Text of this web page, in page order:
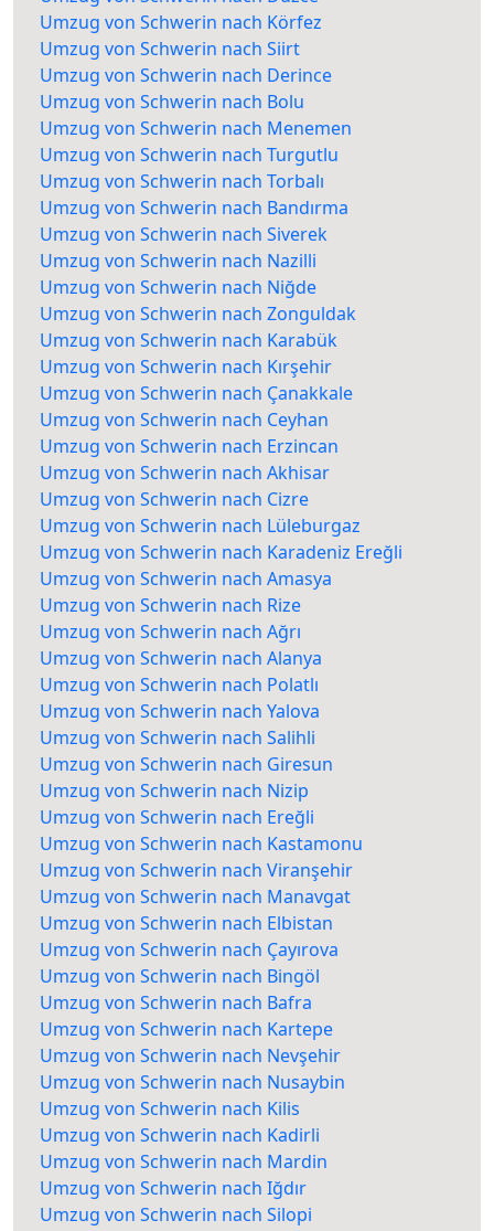
Umzug von Schwerin nach Körfez
Umzug von Schwerin nach Siirt
Umzug von Schwerin nach Derince
Umzug von Schwerin nach Bolu
Umzug von Schwerin nach Menemen
Umzug von Schwerin nach Turgutlu
Umzug von Schwerin nach Torbalı
Umzug von Schwerin nach Bandırma
Umzug von Schwerin nach Siverek
Umzug von Schwerin nach Nazilli
Umzug von Schwerin nach Niğde
Umzug von Schwerin nach Zonguldak
Umzug von Schwerin nach Karabük
Umzug von Schwerin nach Kırşehir
Umzug von Schwerin nach Çanakkale
Umzug von Schwerin nach Ceyhan
Umzug von Schwerin nach Erzincan
Umzug von Schwerin nach Akhisar
Umzug von Schwerin nach Cizre
Umzug von Schwerin nach Lüleburgaz
Umzug von Schwerin nach Karadeniz Ereğli
Umzug von Schwerin nach Amasya
Umzug von Schwerin nach Rize
Umzug von Schwerin nach Ağrı
Umzug von Schwerin nach Alanya
Umzug von Schwerin nach Polatlı
Umzug von Schwerin nach Yalova
Umzug von Schwerin nach Salihli
Umzug von Schwerin nach Giresun
Umzug von Schwerin nach Nizip
Umzug von Schwerin nach Ereğli
Umzug von Schwerin nach Kastamonu
Umzug von Schwerin nach Viranşehir
Umzug von Schwerin nach Manavgat
Umzug von Schwerin nach Elbistan
Umzug von Schwerin nach Çayırova
Umzug von Schwerin nach Bingöl
Umzug von Schwerin nach Bafra
Umzug von Schwerin nach Kartepe
Umzug von Schwerin nach Nevşehir
Umzug von Schwerin nach Nusaybin
Umzug von Schwerin nach Kilis
Umzug von Schwerin nach Kadirli
Umzug von Schwerin nach Mardin
Umzug von Schwerin nach Iğdır
Umzug von Schwerin nach Silopi